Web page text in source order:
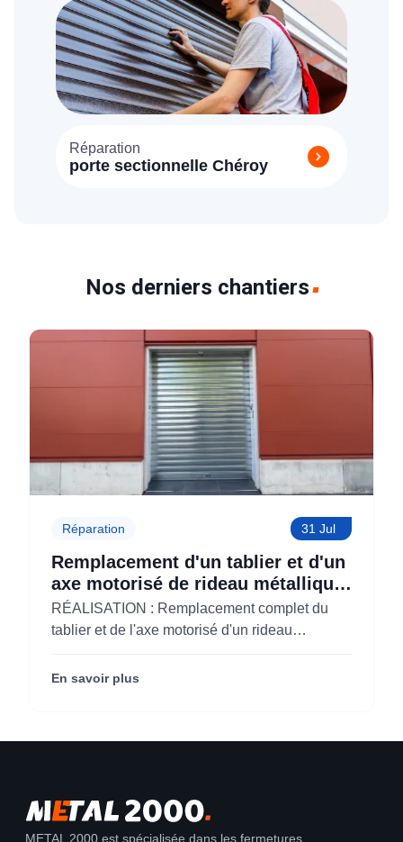
Réparation
porte sectionnelle Chéroy
Nos derniers chantiers
Réparation 31 Jul
Remplacement d'un tablier et d'un
axe motorisé de rideau métallique
pour M'CHADAL (Optical Center)
(95)
RÉALISATION : Remplacement complet du
tablier et de l'axe motorisé d'un rideau
Center) (95290).
En savoir plus
METAL 2000 est spécialisée dans les fermetures